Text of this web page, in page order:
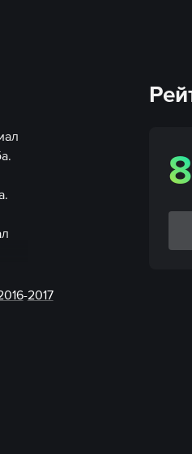
-2017